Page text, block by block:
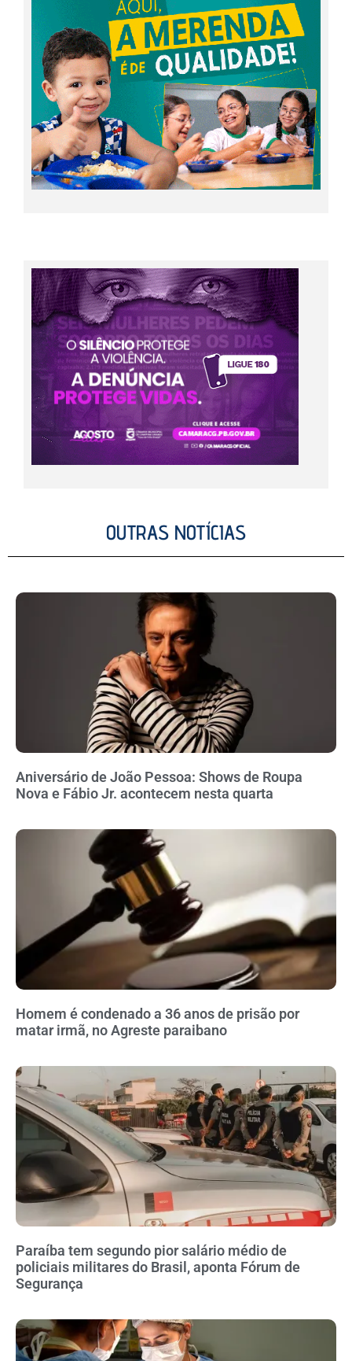
OUTRAS NOTÍCIAS
Aniversário de João Pessoa: Shows de Roupa
Nova e Fábio Jr. acontecem nesta quarta
Homem é condenado a 36 anos de prisão por
matar irmã, no Agreste paraibano
Paraíba tem segundo pior salário médio de
policiais militares do Brasil, aponta Fórum de
Segurança